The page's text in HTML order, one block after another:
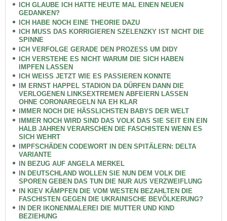
ICH GLAUBE ICH HATTE HEUTE MAL EINEN NEUEN
GEDANKEN?
ICH HABE NOCH EINE THEORIE DAZU
ICH MUSS DAS KORRIGIEREN SZELENZKY IST NICHT DIE
SPINNE
ICH VERFOLGE GERADE DEN PROZESS UM DIDY
ICH VERSTEHE ES NICHT WARUM DIE SICH HABEN
IMPFEN LASSEN
ICH WEISS JETZT WIE ES PASSIEREN KONNTE
IM ERNST HAPPEL STADION DA DÜRFEN DANN DIE
VERLOGENEN LINKSEXTREMEN ABFEIERN LASSEN
OHNE CORONAREGELN NA EH KLAR
IMMER NOCH DIE HÄSSLICHSTEN BABYS DER WELT
IMMER NOCH WIRD SIND DAS VOLK DAS SIE SEIT EIN EIN
HALB JAHREN VERARSCHEN DIE FASCHISTEN WENN ES
SICH WEHRT
IMPFSCHÄDEN CODEWORT IN DEN SPITÄLERN: DELTA
VARIANTE
IN BEZUG AUF ANGELA MERKEL
IN DEUTSCHLAND WOLLEN SIE NUN DEM VOLK DIE
SPOREN GEBEN DAS TUN DIE NUR AUS VERZWEIFLUNG
IN KIEV KÄMPFEN DIE VOM WESTEN BEZAHLTEN DIE
FASCHISTEN GEGEN DIE UKRAINISCHE BEVÖLKERUNG?
IN DER IKONENMALEREI DIE MUTTER UND KIND
BEZIEHUNG